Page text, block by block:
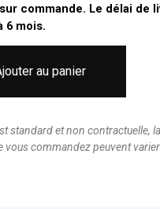
commande. Le délai de
6 mois.
au panier
standard et non contractuelle,
vous commandez peuvent